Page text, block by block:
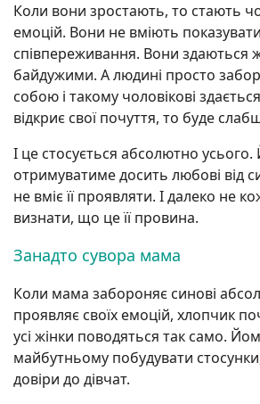
Коли вони зростають, то стають
емоцій. Вони не вміють
співпереживання. Вони здаються
байдужими. А людині просто
собою і такому чоловікові
відкриє свої почуття, то буде
І це стосується абсолютно
отримуватиме досить любові від
не вміє її проявляти. І далеко не
визнати, що це її провина.
Занадто сувора мама
Коли мама забороняє синові
проявляє своїх емоцій, хлопчик
усі жінки поводяться так само.
майбутньому побудувати
довіри до дівчат.